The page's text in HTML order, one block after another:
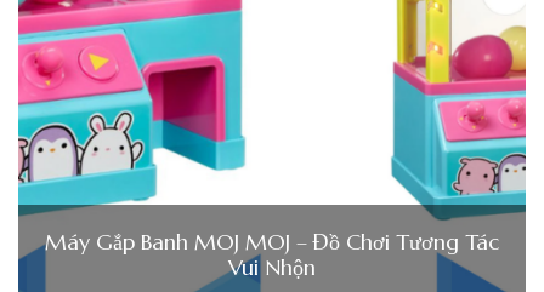
Máy Gắp Banh MOJ MOJ – Đồ Chơi Tương Tác
Vui Nhộn